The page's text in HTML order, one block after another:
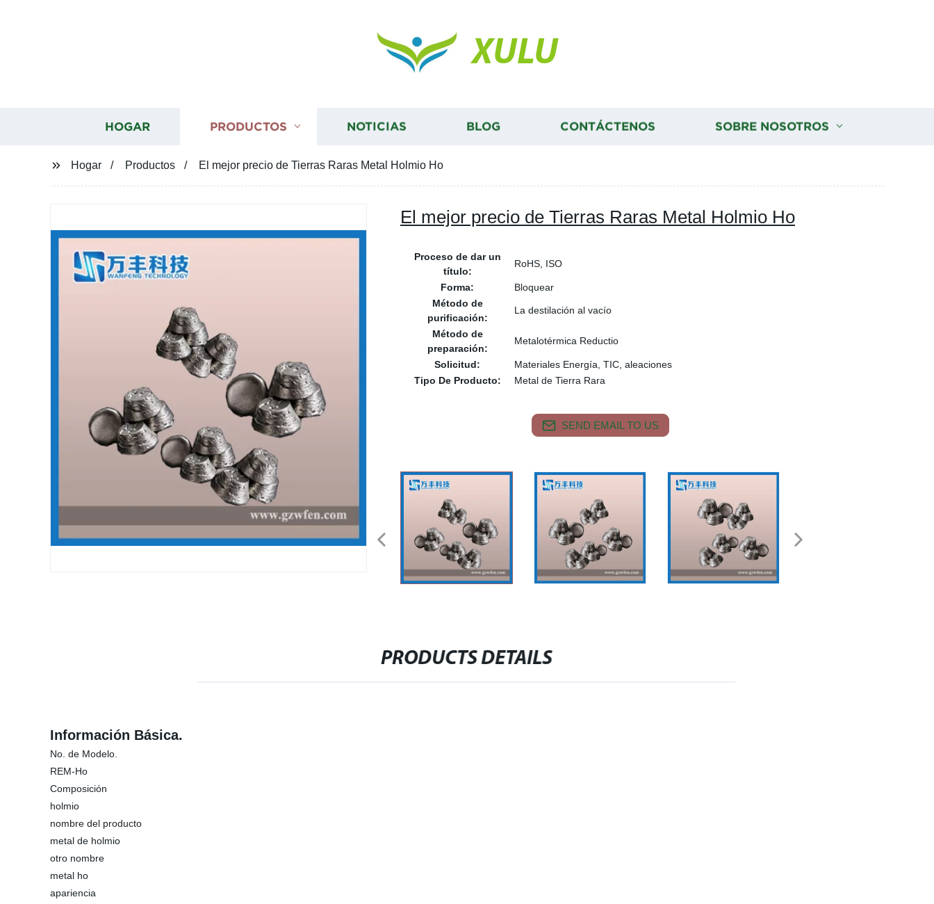
XULU
HOGAR PRODUCTOS NOTICIAS BLOG CONTÁCTENOS SOBRE NOSOTROS
Hogar Productos El mejor precio de Tierras Raras Metal Holmio Ho
El mejor precio de Tierras Raras Metal Holmio Ho
Proceso de dar un
título:
RoHS, ISO
Forma:
Bloquear
Método de
purificación:
La destilación al vacío
Método de
preparación:
Metalotérmica Reductio
Solicitud:
Materiales Energía, TIC, aleaciones
Tipo De Producto:
Metal de Tierra Rara
SEND EMAIL TO US
PRODUCTS DETAILS
Información Básica.
No. de Modelo.
REM-Ho
Composición
holmio
nombre del producto
metal de holmio
otro nombre
metal ho
apariencia